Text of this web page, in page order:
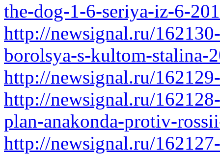
the-dog-1-6-seriya-iz-6-
http://newsignal.ru/
borolsya-s-kultom-stalina-
http://newsignal.ru/
http://newsignal.ru/
plan-anakonda-protiv-
http://newsignal.ru/